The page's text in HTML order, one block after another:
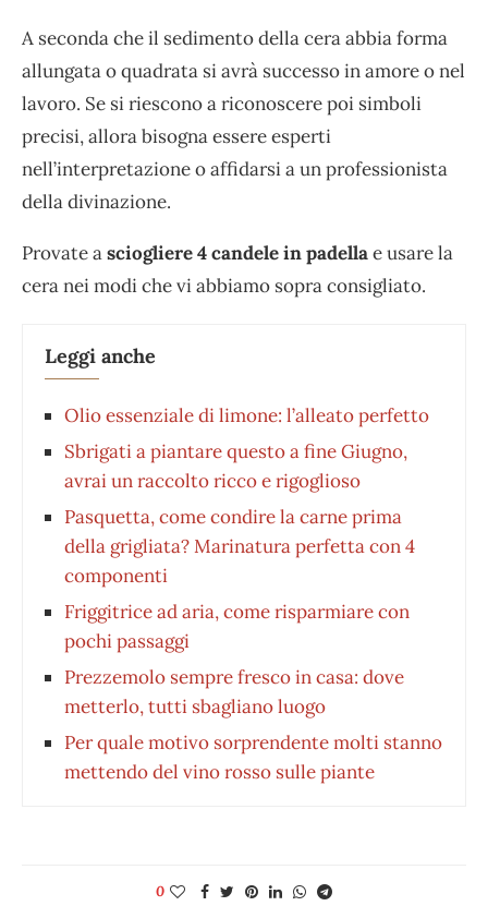
A seconda che il sedimento della cera abbia forma
allungata o quadrata si avrà successo in amore o nel
lavoro. Se si riescono a riconoscere poi simboli
precisi, allora bisogna essere esperti
nell’interpretazione o affidarsi a un professionista
della divinazione.
Provate asciogliere 4 candele in padellae usare la
cera nei modi che vi abbiamo sopra consigliato.
Leggi anche
Olio essenziale di limone: l’alleato perfetto
Sbrigati a piantare questo a fine Giugno,
avrai un raccolto ricco e rigoglioso
Pasquetta, come condire la carne prima
della grigliata? Marinatura perfetta con 4
componenti
Friggitrice ad aria, come risparmiare con
pochi passaggi
Prezzemolo sempre fresco in casa: dove
metterlo, tutti sbagliano luogo
Per quale motivo sorprendente molti stanno
mettendo del vino rosso sulle piante
0